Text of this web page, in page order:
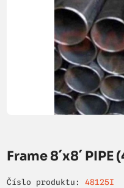
Frame 8´x8´ PIPE
Číslo produktu: 48125I